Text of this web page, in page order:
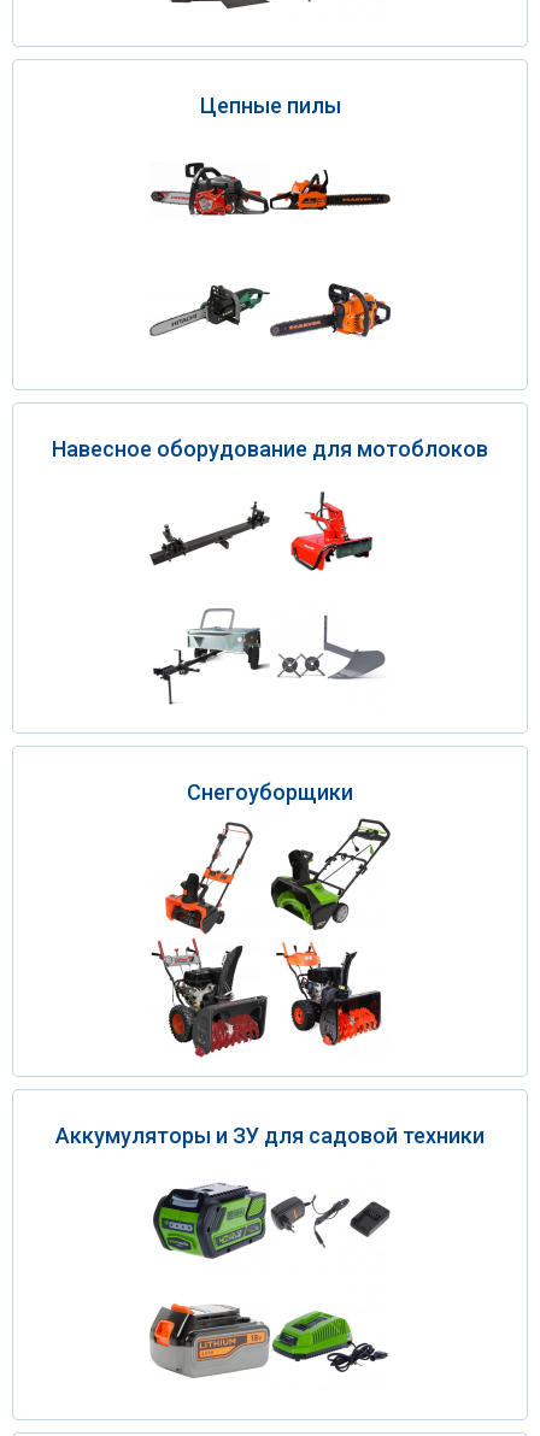
Цепные пилы
Навесное оборудование для мотоблоков
Снегоуборщики
Аккумуляторы и ЗУ для садовой техники